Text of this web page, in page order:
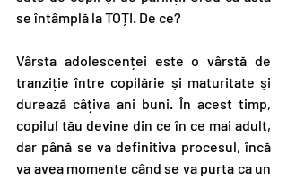
se întâmplă la TOȚI. De ce?
Vârsta adolescenței este o vârstă de
tranziție între copilărie și maturitate și
durează câțiva ani buni. În acest timp,
copilul tău devine din ce în ce mai adult,
dar până se va definitiva procesul, încă
va avea momente când se va purta ca un